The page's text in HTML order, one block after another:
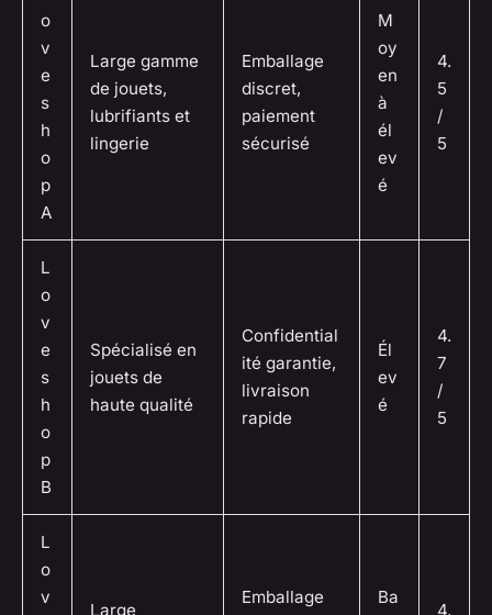
o
v
e
s
h
o
p
A
Large gamme
de jouets,
lubrifiants et
lingerie
Emballage
discret,
paiement
sécurisé
M
oy
en
à
él
ev
é
4.
5
/
5
L
o
v
e
s
h
o
p
B
Spécialisé en
jouets de
haute qualité
Confidential
ité garantie,
livraison
rapide
Él
ev
é
4.
7
/
5
L
o
v
Large
Emballage
Ba
4.